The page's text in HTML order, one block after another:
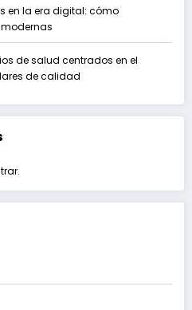
en la era digital: cómo
de salud centrados en el
de calidad